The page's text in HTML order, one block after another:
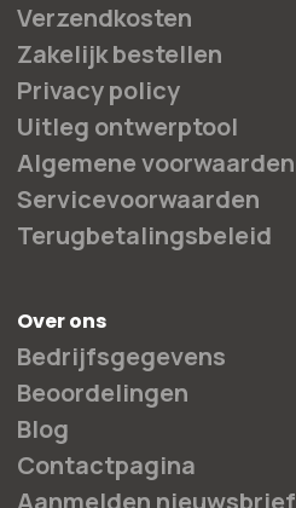
Verzendkosten
Zakelijk bestellen
Privacy policy
Uitleg ontwerptool
Algemene voorwaarden
Servicevoorwaarden
Terugbetalingsbeleid
Over ons
Bedrijfsgegevens
Beoordelingen
Blog
Contactpagina
Aanmelden nieuwsbrief